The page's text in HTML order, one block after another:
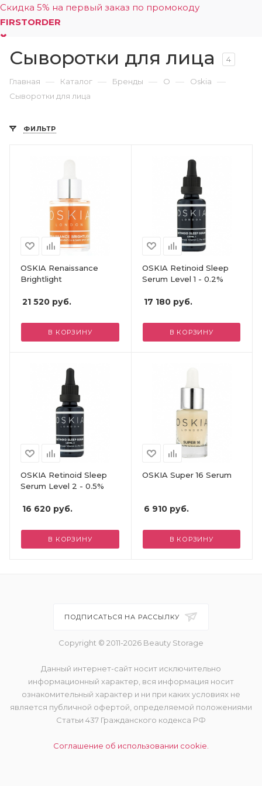
Скидка 5% на первый заказ по промокоду
FIRSTORDER
Сыворотки для лица 4
Главная — Каталог — Бренды — O — Oskia —
Сыворотки для лица
ФИЛЬТР
OSKIA Renaissance
Brightlight
21 520 руб.
В КОРЗИНУ
OSKIA Retinoid Sleep
Serum Level 1 - 0.2%
17 180руб.
В КОРЗИНУ
OSKIA Retinoid Sleep
Serum Level 2 - 0.5%
16 620 руб.
В КОРЗИНУ
OSKIA Super 16 Serum
6 910руб.
В КОРЗИНУ
ПОДПИСАТЬСЯ НА РАССЫЛКУ
Copyright © 2011-2026 Beauty Storage
Данный интернет-сайт носит исключительно
информационный характер, вся информация носит
ознакомительный характер и ни при каких условиях не
является публичной офертой, определяемой положениями
Статьи 437 Гражданского кодекса РФ
Соглашение об использовании cookie.